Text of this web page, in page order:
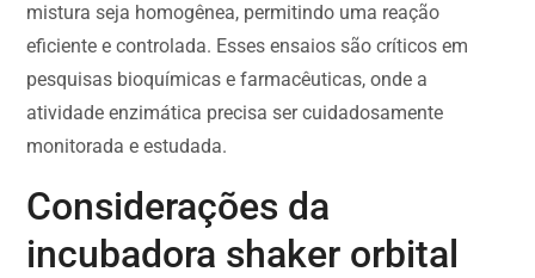
mistura seja homogênea, permitindo uma reação
eficiente e controlada. Esses ensaios são críticos em
pesquisas bioquímicas e farmacêuticas, onde a
atividade enzimática precisa ser cuidadosamente
monitorada e estudada.
Considerações da
incubadora shaker orbital